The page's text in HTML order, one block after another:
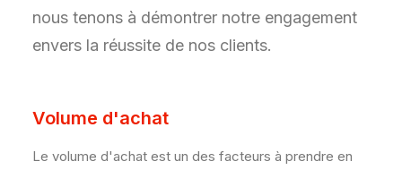
nous tenons à démontrer notre engagement
envers la réussite de nos clients.
Volume d'achat
Le volume d'achat est un des facteurs à prendre en